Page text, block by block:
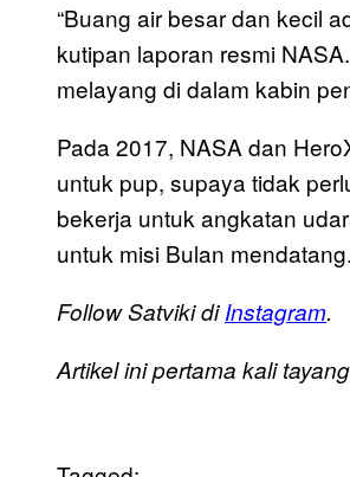
“Buang air besar dan kecil
kutipan laporan resmi
melayang di dalam kabin
Pada 2017, NASA dan
untuk pup, supaya tidak
bekerja untuk angkatan
untuk misi Bulan
Follow Satviki diInstagram.
Artikel ini pertama kali